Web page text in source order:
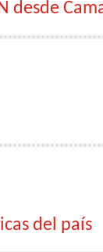
desde
del país